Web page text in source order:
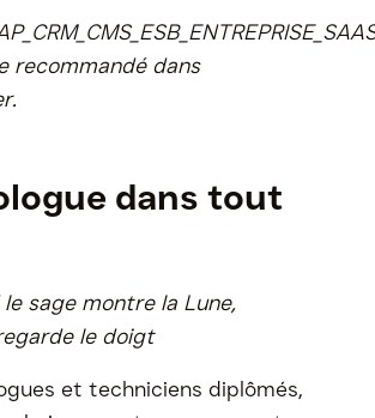
recommandé dans
dans tout
le sage montre la Lune,
le doigt
et techniciens diplômés,